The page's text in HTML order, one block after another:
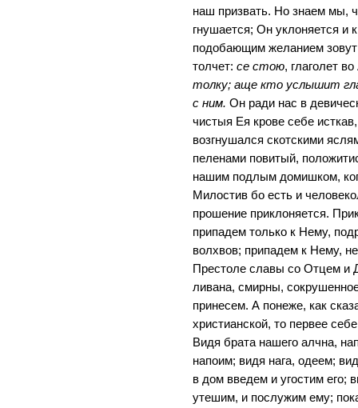
наш призвать. Но знаем мы,
гнушается; Он уклоняется и
подобающим желанием
толчет:се стою, глаголет
толку; аще кто услышит
с ним. Он ради нас в
чистыя Ея крове себе
возгнушался скотскими
пеленами повитый,
нашим подлым домишком,
Милостив бо есть и
прошение приклоняется.
припадем только к Нему,
волхвов; припадем к Нему,
Престоле славы со Отцем и
ливана, смирны,
принесем. А понеже, как
христианской, то первее
Видя брата нашего алчна,
напоим; видя нага, одеем;
в дом введем и угостим его;
утешим, и послужим ему;